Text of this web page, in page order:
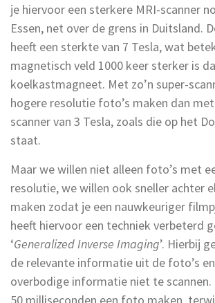
je hiervoor een sterkere MRI-scanner
Essen, net over de grens in Duitsland.
heeft een sterkte van 7 Tesla, wat
magnetisch veld 1000 keer sterker is
koelkastmagneet. Met zo’n super-
hogere resolutie foto’s maken dan
scanner van 3 Tesla, zoals die op het
staat.
Maar we willen niet alleen foto’s met
resolutie, we willen ook sneller achter
maken zodat je een nauwkeuriger
heeft hiervoor een techniek verbeterd
‘Generalized Inverse Imaging’. Hierbij
de relevante informatie uit de foto’s
overbodige informatie niet te scannen.